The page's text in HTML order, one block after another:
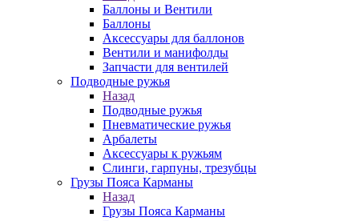
Баллоны и Вентили
Баллоны
Аксессуары для баллонов
Вентили и манифолды
Запчасти для вентилей
Подводные ружья
Назад
Подводные ружья
Пневматические ружья
Арбалеты
Аксессуары к ружьям
Слинги, гарпуны, трезубцы
Грузы Пояса Карманы
Назад
Грузы Пояса Карманы